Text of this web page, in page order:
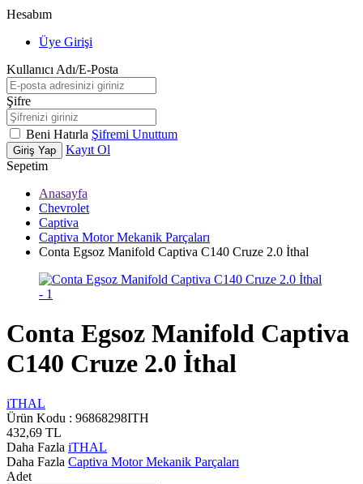
Hesabım
Üye Girişi
Kullanıcı Adı/E-Posta
Şifre
Beni Hatırla Şifremi Unuttum
Giriş Yap
Kayıt Ol
Sepetim
Anasayfa
Chevrolet
Captiva
Captiva Motor Mekanik Parçaları
Conta Egsoz Manifold Captiva C140 Cruze 2.0 İthal
Conta Egsoz Manifold Captiva
C140 Cruze 2.0 İthal
iTHAL
Ürün Kodu : 96868298ITH
432,69 TL
Daha Fazla iTHAL
Daha Fazla Captiva Motor Mekanik Parçaları
Adet